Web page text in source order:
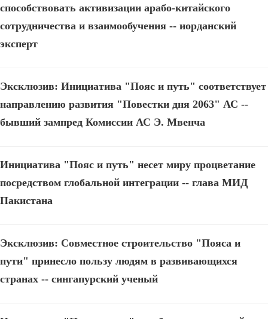
способствовать активизации арабо-китайского
сотрудничества и взаимообучения -- иорданский
эксперт
Эксклюзив: Инициатива "Пояс и путь" соответствует
направлению развития "Повестки дня 2063" АС --
бывший зампред Комиссии АС Э. Мвенча
Инициатива "Пояс и путь" несет миру процветание
посредством глобальной интеграции -- глава МИД
Пакистана
Эксклюзив: Совместное строительство "Пояса и
пути" принесло пользу людям в развивающихся
странах -- сингапурский ученый